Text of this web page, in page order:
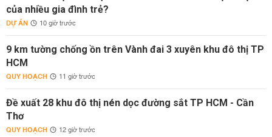
của nhiều gia đình trẻ?
DỰ ÁN 10 giờ trước
9 km tường chống ồn trên Vành đai 3 xuyên khu đô thị TP
HCM
QUY HOẠCH 11 giờ trước
Đề xuất 28 khu đô thị nén dọc đường sắt TP HCM - Cần
Thơ
QUY HOẠCH 12 giờ trước